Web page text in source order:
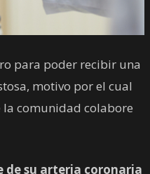
para poder recibir una
motivo por el cual
comunidad colabore
de su arteria coronaria